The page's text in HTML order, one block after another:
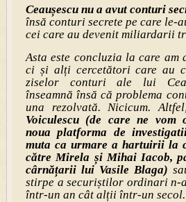
Ceaușescu nu a avut conturi
însă conturi secrete pe care le-
cei care au devenit miliardarii
Asta este concluzia la care am
ci și alți cercetători care au
ziselor conturi ale lui
înseamnă însă că problema
una rezolvată. Nicicum.
Voiculescu (de care ne vom
noua platforma de
muta ca urmare a hartuirii la
către Mirela și Mihai Iacob,
cârnățarii lui Vasile Blaga)
stirpe a securiștilor ordinari n-
într-un an cât alții într-un secol.